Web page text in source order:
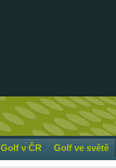
Golf v ČR Golf ve světě